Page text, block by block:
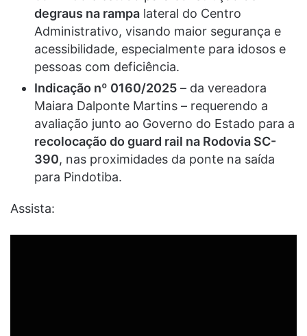
degraus na rampa lateral do Centro
Administrativo, visando maior segurança e
acessibilidade, especialmente para idosos e
pessoas com deficiência.
Indicação nº 0160/2025 – da vereadora
Maiara Dalponte Martins – requerendo a
avaliação junto ao Governo do Estado para a
recolocação do guard rail na Rodovia SC-
390, nas proximidades da ponte na saída
para Pindotiba.
Assista: